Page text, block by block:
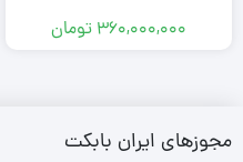
360,000,000 تومان
مجوزهای ایران بابکت